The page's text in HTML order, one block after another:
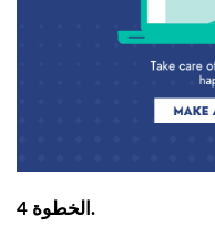
الخطوة 4.